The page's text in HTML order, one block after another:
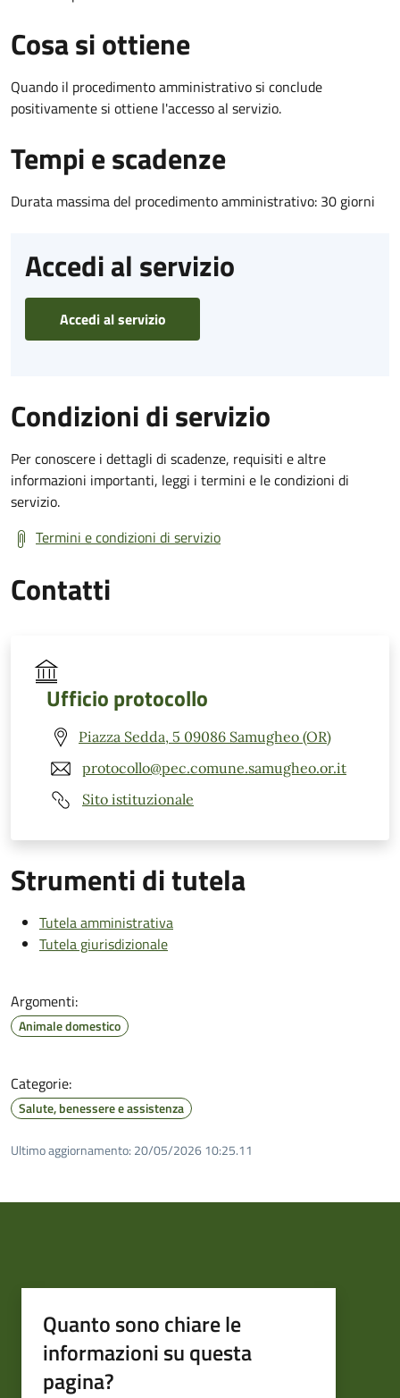
Cosa si ottiene
Quando il procedimento amministrativo si conclude
positivamente si ottiene l'accesso al servizio.
Tempi e scadenze
Durata massima del procedimento amministrativo: 30 giorni
Accedi al servizio
Accedi al servizio
Condizioni di servizio
Per conoscere i dettagli di scadenze, requisiti e altre
informazioni importanti, leggi i termini e le condizioni di
servizio.
Termini e condizioni di servizio
Contatti
Ufficio protocollo
Piazza Sedda, 5 09086 Samugheo (OR)
protocollo@pec.comune.samugheo.or.it
Sito istituzionale
Strumenti di tutela
Tutela amministrativa
Tutela giurisdizionale
Argomenti:
Animale domestico
Categorie:
Salute, benessere e assistenza
Ultimo aggiornamento: 20/05/2026 10:25.11
Quanto sono chiare le
informazioni su questa
pagina?